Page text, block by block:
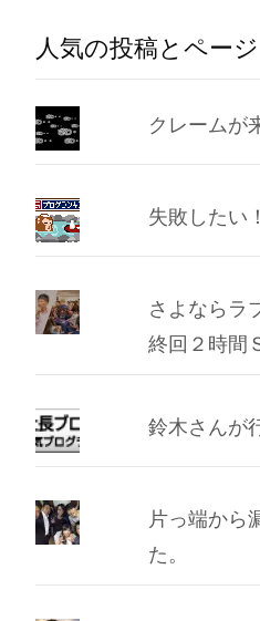
カ
イ
ブ
人気の投稿とページ
クレームが
失敗したい
さよならラ
終回２時間
鈴木さんが
片っ端から
た。